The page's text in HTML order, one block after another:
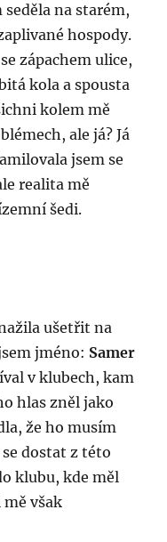
seděla na starém,
hospody.
zápachem ulice,
kola a spousta
kolem mě
ale já? Já
jsem se
realita mě
šedi.
ušetřit na
jméno: Samer
v klubech, kam
hlas zněl jako
že ho musím
dostat z této
klubu, kde měl
však